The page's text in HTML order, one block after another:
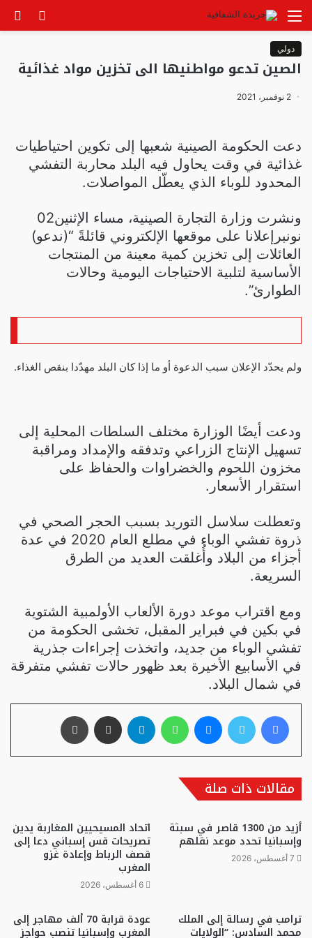
الوضع
القائمة
دولي
الصين تدعو مواطنيها الى تخزين مواد غذائية
2 نوفمبر، 2021
دعت الحكومة الصينية شعبها إلى تكوين احتياطيات
غذائية في وقت يحاول فيه البلد محاربة التفشي
المحدود للوباء الذي يعطّل المواصلات.
ونشرت وزارة التجارة الصينية، مساء الإثنين02
نونبرإعلانا على موقعها الإلكتروني قائلةً “(ندعو)
العائلات إلى تخزين كمية معينة من المنتجات
الأساسية لتلبية الاحتياجات اليومية وحالات
الطوارئ”.
ولم يحدّد الإعلان سبب الدعوة أو ما إذا كان البلد مهدّدا بنقص الغذاء.
ودعت أيضًا الوزارة مختلف السلطات المحلية إلى
تسهيل الإنتاج الزراعي وتدفقه والإمداد ومراقبة
مخزون اللحوم والخضراوات والحفاظ على
استقرار الأسعار.
وتعطلت سلاسل التوريد بسبب الحجر الصحي في
ذروة تفشي الوباء في مطلع العام 2020 في عدة
أجزاء من البلاد وأُغلقت العديد من الطرق
السريعة.
ومع اقتراب موعد دورة الألعاب الأولمبية الشتوية
في بكين في فبراير المقبل، تخشى الحكومة من
تفشي الوباء من جديد، واتخذت إجراءات جذرية
في الأسابيع الأخيرة بعد ظهور حالات تفشي متفرقة
في شمال البلاد.
فيسبوك تويتر ماسنجر واتساب تيلقرام مشاركة عبر البريد
مقالات ذات صلة
أزيد من 1300 قاصر في سبتة
وإسبانيا تحدد موعد نقلهم
7 أغسطس، 2026
اتحاد المسيحيين المغاربة يدين
تصريحات قس إسباني دعا إلى
قصف الرباط وإعادة غزو
المغرب
6 أغسطس، 2026
ترامب في رسالة إلى الملك
محمد السادس: “الولايات
عودة قرابة 70 ألف مهاجر إلى
المغرب وإسبانيا تنصب حواجز